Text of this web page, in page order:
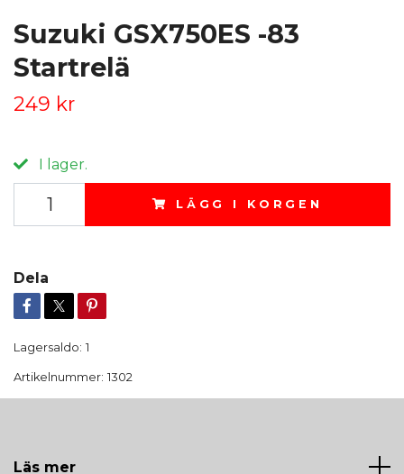
Suzuki GSX750ES -83
Startrelä
249 kr
I lager.
LÄGG I KORGEN
Dela
Lagersaldo: 1
Artikelnummer: 1302
Läs mer